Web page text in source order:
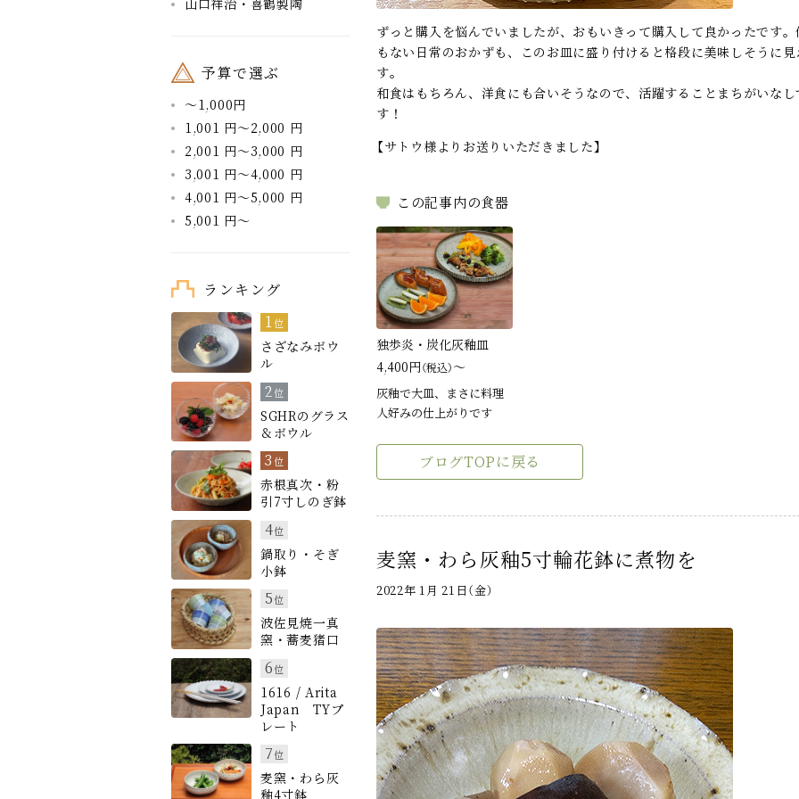
ずっと購入を悩んでいましたが、おもいきって購入して良かったです。
もない日常のおかずも、このお皿に盛り付けると格段に美味しそうに見
す。
和食はもちろん、洋食にも合いそうなので、活躍することまちがいなし
す！
【サトウ様よりお送りいただきました】
この記事内の食器
独歩炎・炭化灰釉皿
4,400円（税込）～
灰釉で大皿、まさに料理
人好みの仕上がりです
ブログTOPに戻る
麦窯・わら灰釉5寸輪花鉢に煮物を
2022年 1月 21日（金）
予算で選ぶ
～1,000円
1,001 円～2,000 円
2,001 円～3,000 円
3,001 円～4,000 円
4,001 円～5,000 円
5,001 円～
ランキング
1位
さざなみボウ
ル
2 位
SGHRのグラス
＆ボウル
3位
赤根真次・粉
引7寸しのぎ鉢
4位
鍋取り・そぎ
小鉢
5位
波佐見焼一真
窯・蕎麦猪口
6位
1616 / Arita
Japan TYプ
レート
7位
麦窯・わら灰
釉4寸鉢